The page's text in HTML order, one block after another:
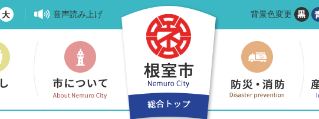
音声読み上げ 背景色変更